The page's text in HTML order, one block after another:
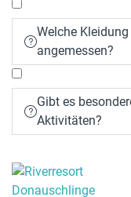

Welche
angemessen?

Gibt es
Aktivitäten?